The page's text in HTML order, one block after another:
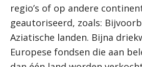
regio’s of op andere
geautoriseerd, zoals:
Aziatische landen. Bijna
Europese fondsen die aan